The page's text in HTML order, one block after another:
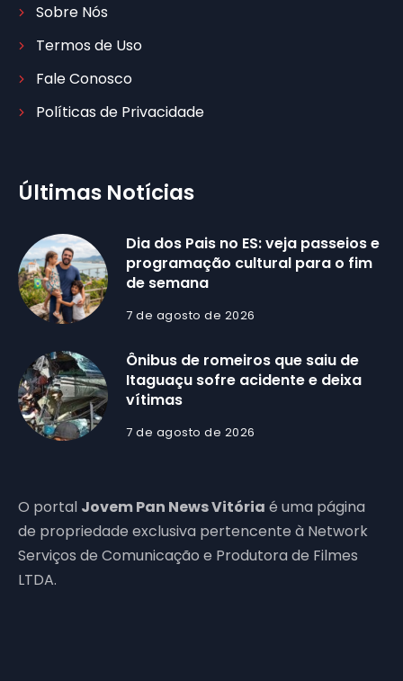
Sobre Nós
Termos de Uso
Fale Conosco
Políticas de Privacidade
Últimas Notícias
Dia dos Pais no ES: veja passeios e
programação cultural para o fim
de semana
7 de agosto de 2026
Ônibus de romeiros que saiu de
Itaguaçu sofre acidente e deixa
vítimas
7 de agosto de 2026
O portal Jovem Pan News Vitória é uma página
de propriedade exclusiva pertencente à Network
Serviços de Comunicação e Produtora de Filmes
LTDA.